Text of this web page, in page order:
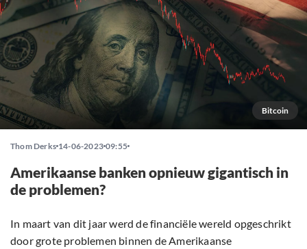
Bitcoin
Thom Derks 14-06-2023 09:55
Amerikaanse banken opnieuw gigantisch in
de problemen?
In maart van dit jaar werd de financiële wereld opgeschrikt
door grote problemen binnen de Amerikaanse